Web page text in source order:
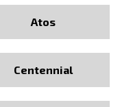
Atos
Centennial